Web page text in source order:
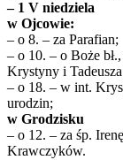
– 1 V niedziela
w Ojcowie:
– o 8. – za Parafian;
– o 10. – o Boże
Krystyny i
– o 18. – w int.
urodzin;
w Grodzisku
– o 12. – za śp.
Krawczyków.